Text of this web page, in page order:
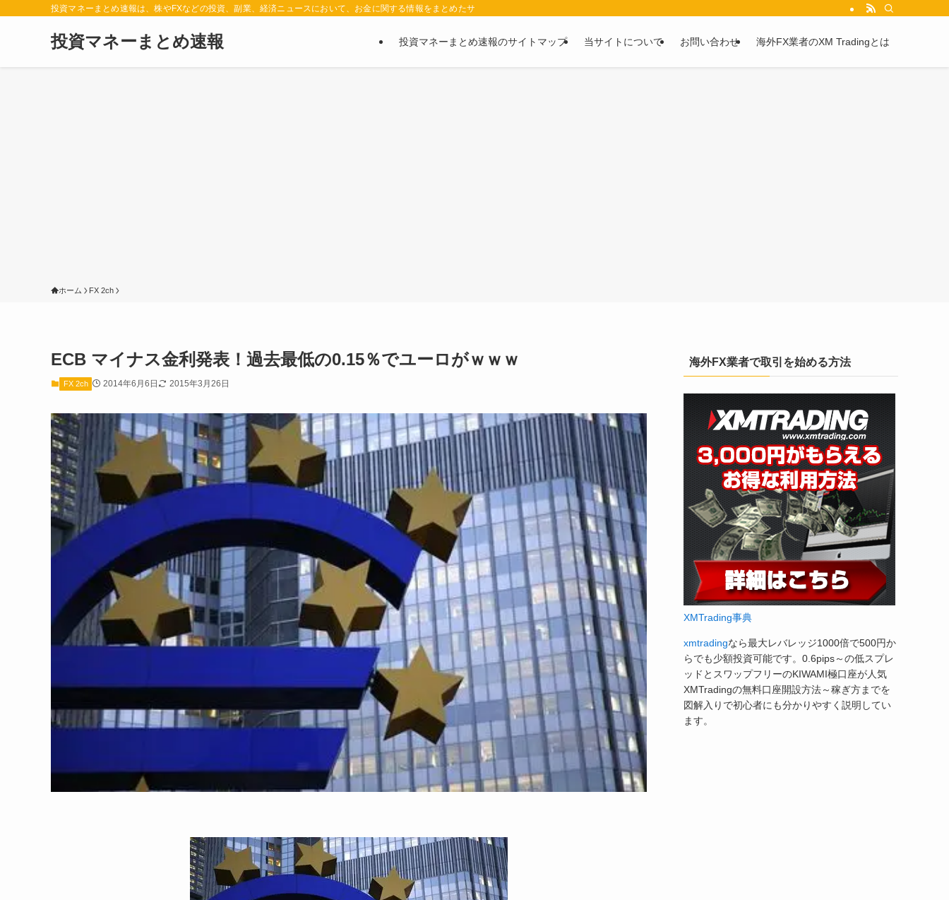
投資マネーまとめ速報は、株やFXなどの投資、副業、経済ニュースにおいて、お金に関する情報をまとめたサイトです。お金に関する情報の口コミや評判を2chや5chからピックアップしています。
投資マネーまとめ速報 投資マネーまとめ速報のサイトマップ 当サイトについて お問い合わせ 海外FX業者のXM Tradingとは
ホーム FX 2ch
ECB マイナス金利発表！過去最低の0.15％でユーロがｗｗｗ
FX 2ch 2014年6月6日 2015年3月26日
海外FX業者で取引を始める方法
XMTrading事典
xmtradingなら最大レバレッジ1000倍で500円か
らでも少額投資可能です。0.6pips～の低スプレ
ッドとスワップフリーのKIWAMI極口座が人気
XMTradingの無料口座開設方法～稼ぎ方までを
図解入りで初心者にも分かりやすく説明してい
ます。